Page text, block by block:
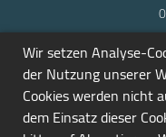
Wir setzen Analyse-
der Nutzung unserer
Cookies werden nicht
dem Einsatz dieser